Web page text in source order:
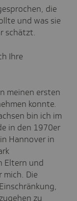
die
und was sie
schätzt.
Ihre
meinen ersten
konnte.
bin ich im
in den 1970er
Hannover in
Eltern und
Die
zu